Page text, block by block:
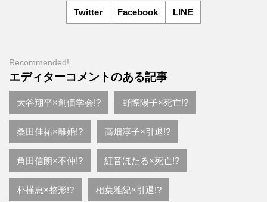
Twitter Facebook LINE
Recommended!
エディターコメントのある記事
大谷翔平×創価学会!? 野際陽子×死亡!?
桑田佳祐×離婚!? 高畑淳子×引退!?
角田信朗×不仲!? 紅音ほたる×死亡!?
朴槿恵×整形!? 相葉雅紀×引退!?